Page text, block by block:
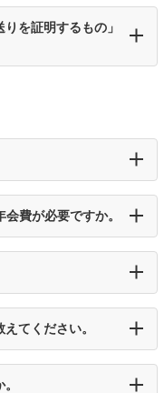
を証明するもの」
費が必要ですか。
てください。